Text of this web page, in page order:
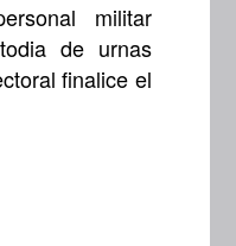
militar
de urnas
finalice el